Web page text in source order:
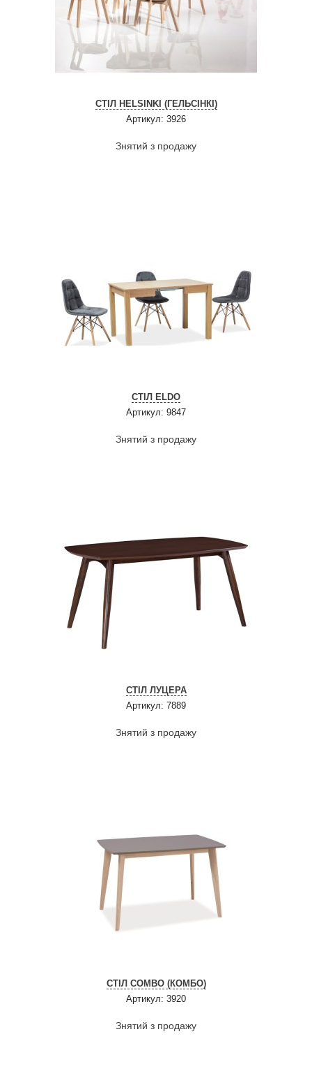
СТІЛ HELSINKI (ГЕЛЬСІНКІ)
Артикул: 3926
Знятий з продажу
СТІЛ ELDO
Артикул: 9847
Знятий з продажу
СТІЛ ЛУЦЕРА
Артикул: 7889
Знятий з продажу
СТІЛ COMBO (КОМБО)
Артикул: 3920
Знятий з продажу